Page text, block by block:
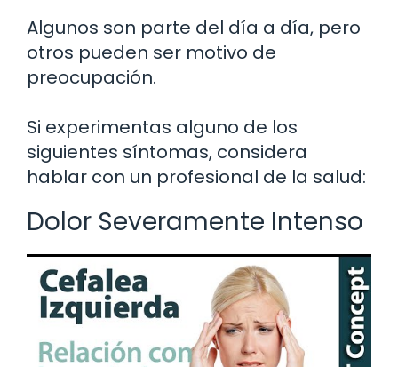
Algunos son parte del día a día, pero
otros pueden ser motivo de
preocupación.
Si experimentas alguno de los
siguientes síntomas, considera
hablar con un profesional de la salud:
Dolor Severamente Intenso